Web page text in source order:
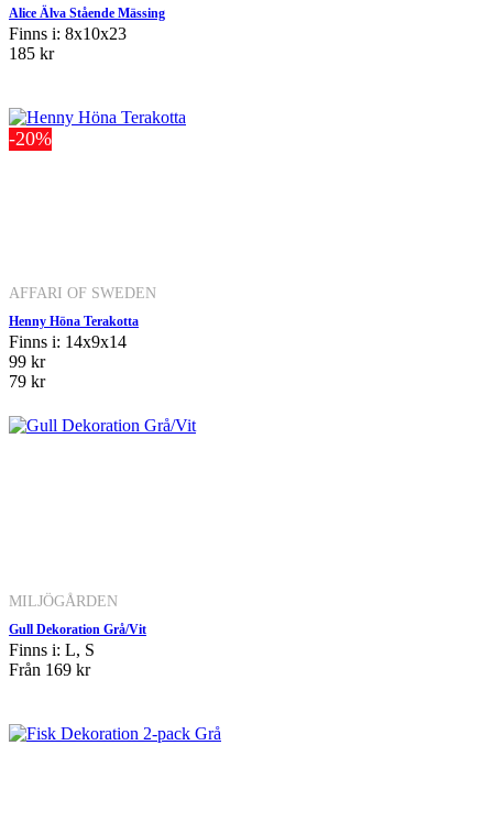
Alice Älva Stående Mässing
Finns i: 8x10x23
185 kr
-20%
AFFARI OF SWEDEN
Henny Höna Terakotta
Finns i: 14x9x14
99 kr
79 kr
MILJÖGÅRDEN
Gull Dekoration Grå/Vit
Finns i: L, S
Från 169 kr